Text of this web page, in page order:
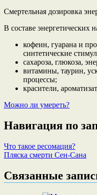
Смертельная дозировка
В составе энергетических
кофеин, гуарана и
синтетические
сахароза, глюкоза,
витамины, таурин,
процессы;
красители,
Можно ли умереть?
Навигация по
Что такое ресомация?
Пляска смерти Сен-Сана
Связанные